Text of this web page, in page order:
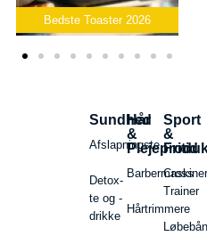
Bedste Toaster 2026
Sundhed
Afslapningste
Detox-
te og -
drikke
Hår
&
Hårtrimmere
Sport
&
Fritid
Cross
Trainer